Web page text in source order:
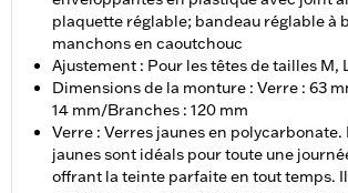
plaquette réglable; bandeau réglable à
manchons en caoutchouc
Ajustement : Pour les têtes de tailles M,
Dimensions de la monture : Verre : 63
14 mm/Branches : 120 mm
Verre : Verres jaunes en polycarbonate.
jaunes sont idéals pour toute une
offrant la teinte parfaite en tout temps.